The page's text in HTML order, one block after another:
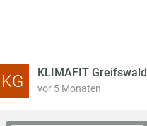
KG KLIMAFIT Greifswald
vor 5 Monaten